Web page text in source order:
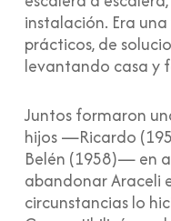
instalación. Era
prácticos, de
levantando casa y
Juntos formaron
hijos —Ricardo
Belén (1958)— en
abandonar Araceli
circunstancias lo